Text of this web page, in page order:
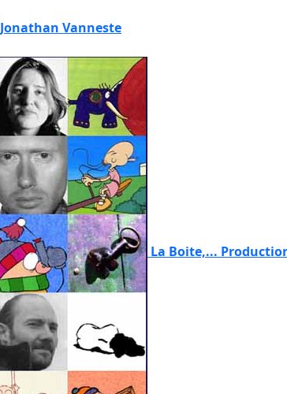
Jonathan Vanneste
La Boite,...